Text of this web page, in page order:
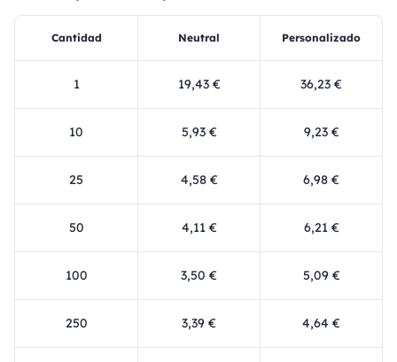
Cantidad Neutral Personalizado
1 19,43 € 36,23 €
10 5,93 € 9,23 €
25 4,58 € 6,98 €
50 4,11 € 6,21 €
100 3,50 € 5,09 €
250 3,39 € 4,64 €